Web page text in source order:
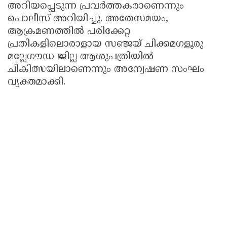
അറിയപ്പെടുന്ന പ്രവർത്തകരാണെന്നും
പൊലീസ് അറിയിച്ചു. അതേസമയം,
ആക്രമണത്തിൽ പരിക്കേറ്റ
പ്രതികളിലൊരാളായ സഞ്ജയ് ചിക്കമഗളൂരു
മല്ലേഗൗഡ ജില്ല ആശുപത്രിയിൽ
ചികിത്സയിലാണെന്നും അന്വേഷണ സംഘം
വ്യക്തമാക്കി.